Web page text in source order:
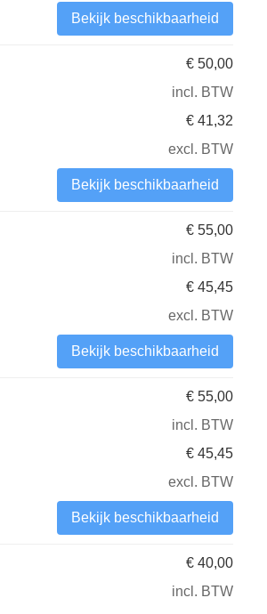
Bekijk beschikbaarheid
€ 50,00
incl. BTW
€ 41,32
excl. BTW
Bekijk beschikbaarheid
€ 55,00
incl. BTW
€ 45,45
excl. BTW
Bekijk beschikbaarheid
€ 55,00
incl. BTW
€ 45,45
excl. BTW
Bekijk beschikbaarheid
€ 40,00
incl. BTW